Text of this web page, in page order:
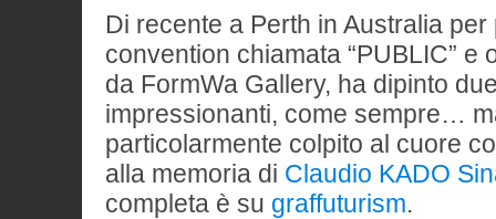
Di recente a Perth in Australia
convention chiamata “PUBLIC” e
da FormWa Gallery, ha dipinto
impressionanti, come sempre…
particolarmente colpito al cuore
alla memoria di Claudio KADO
completa è su graffuturism.